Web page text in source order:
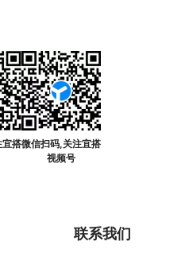
宜搭微信扫码,关注宜搭
视频号
联系我们